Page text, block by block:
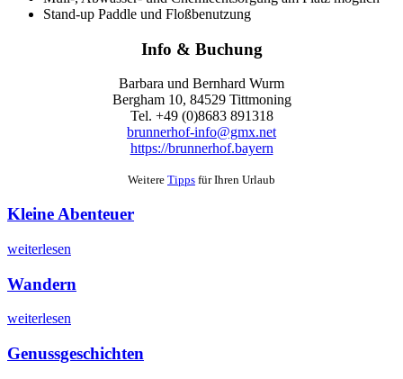
Stand-up Paddle und Floßbenutzung
Info & Buchung
Barbara und Bernhard Wurm
Bergham 10, 84529 Tittmoning
Tel. +49 (0)8683 891318
brunnerhof-info@gmx.net
https://brunnerhof.bayern
Weitere Tipps für Ihren Urlaub
Kleine Abenteuer
weiterlesen
Wandern
weiterlesen
Genussgeschichten